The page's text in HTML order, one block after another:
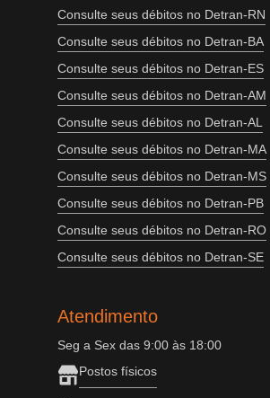
Consulte seus débitos no Detran-RN
Consulte seus débitos no Detran-BA
Consulte seus débitos no Detran-ES
Consulte seus débitos no Detran-AM
Consulte seus débitos no Detran-AL
Consulte seus débitos no Detran-MA
Consulte seus débitos no Detran-MS
Consulte seus débitos no Detran-PB
Consulte seus débitos no Detran-RO
Consulte seus débitos no Detran-SE
Atendimento
Seg a Sex das 9:00 às 18:00
Postos físicos